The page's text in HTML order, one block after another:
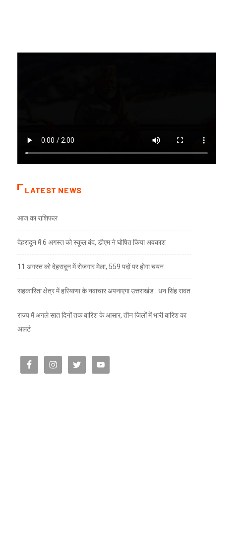
LATEST NEWS
आज का राशिफल
देहरादून में 6 अगस्त को स्कूल बंद, डीएम ने घोषित किया अवकाश
11 अगस्त को देहरादून में रोजगार मेला, 559 पदों पर होगा चयन
सहकारिता क्षेत्र में हरियाणा के नवाचार अपनाएगा उत्तराखंड : धन सिंह रावत
राज्य में अगले सात दिनों तक बारिश के आसार, तीन जिलों में भारी बारिश का
अलर्ट